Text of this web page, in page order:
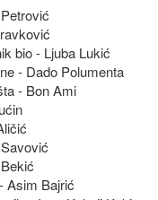
bio - Ljuba Lukić
- Dado Polumenta
- Bon Ami
Asim Bajrić